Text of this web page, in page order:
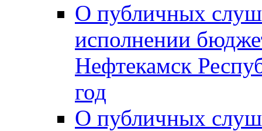
О публичных
исполнении
Нефтекамск
год
О публичных